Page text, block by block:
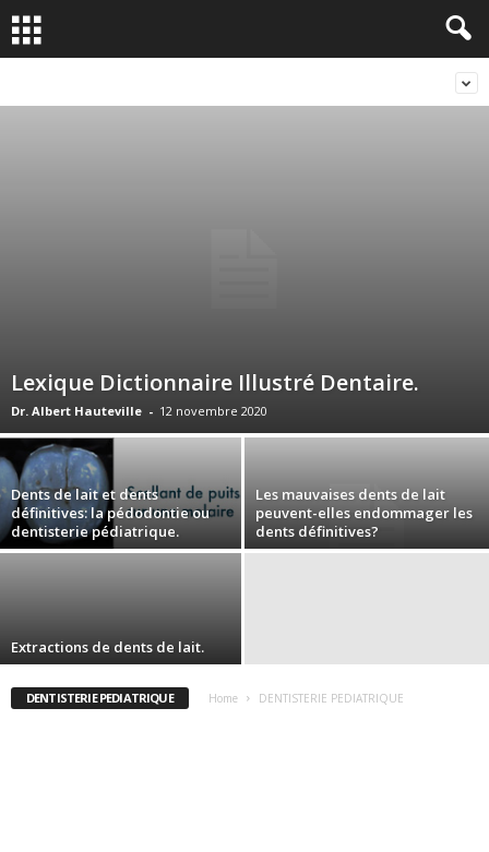
Lexique Dictionnaire Illustré Dentaire.
Dr. Albert Hauteville - 12 novembre 2020
Dents de lait et dents
définitives: la pédodontie ou
dentisterie pédiatrique.
Les mauvaises dents de lait
peuvent-elles endommager les
dents définitives?
Extractions de dents de lait.
DENTISTERIE PEDIATRIQUE Home DENTISTERIE PEDIATRIQUE